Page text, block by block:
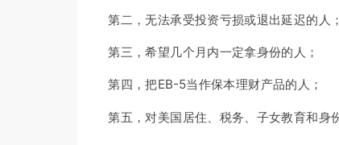
第二，无法承受投资亏损或退出延迟的人；
第三，希望几个月内一定拿身份的人；
第四，把EB-5当作保本理财产品的人；
第五，对美国居住、税务、子女教育和身